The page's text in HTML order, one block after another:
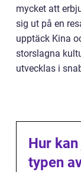
mycket att
sig ut på en
upptäck Kina
storslagna
utvecklas i
Hur
typen